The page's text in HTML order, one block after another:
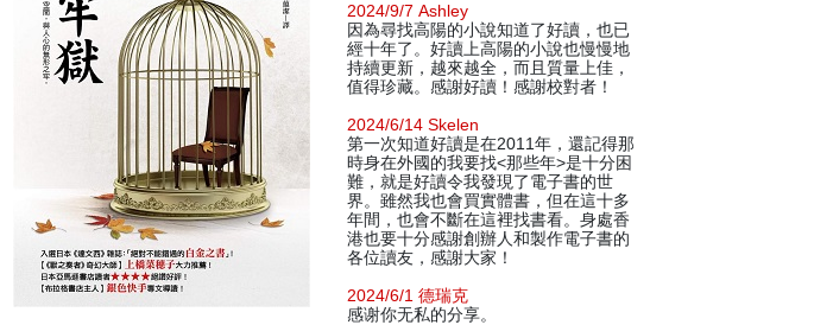
2024/9/7 Ashley
因為尋找高陽的小說知道了好讀，也已
經十年了。好讀上高陽的小說也慢慢地
持續更新，越來越全，而且質量上佳，
值得珍藏。感謝好讀！感謝校對者！
2024/6/14 Skelen
第一次知道好讀是在2011年，還記得那
時身在外國的我要找<那些年>是十分困
難，就是好讀令我發現了電子書的世
界。雖然我也會買實體書，但在這十多
年間，也會不斷在這裡找書看。身處香
港也要十分感謝創辦人和製作電子書的
各位讀友，感謝大家！
2024/6/1 德瑞克
感谢你无私的分享。